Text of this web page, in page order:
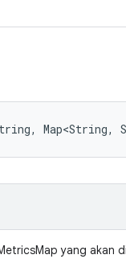
Map<String,
yang akan